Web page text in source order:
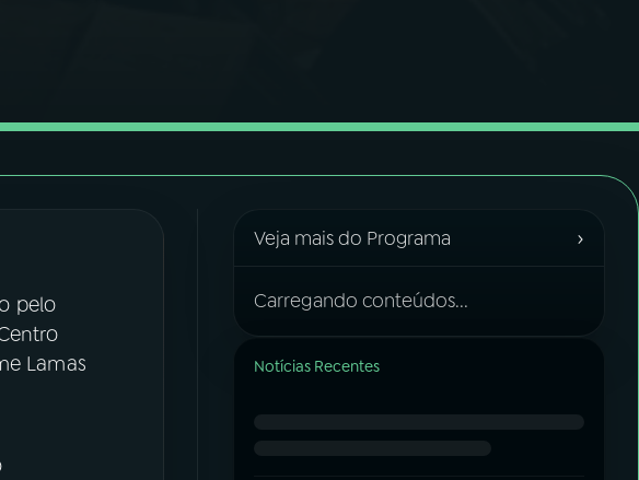
pelo
Lamas
Veja mais do Programa ›
Carregando conteúdos...
Notícias Recentes